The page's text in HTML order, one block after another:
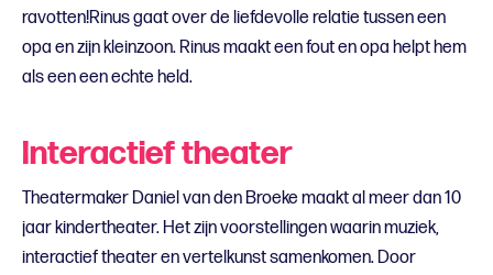
ravotten!Rinus gaat over de liefdevolle relatie tussen een
opa en zijn kleinzoon. Rinus maakt een fout en opa helpt hem
als een een echte held.
Interactief theater
Theatermaker Daniel van den Broeke maakt al meer dan 10
jaar kindertheater. Het zijn voorstellingen waarin muziek,
interactief theater en vertelkunst samenkomen. Door